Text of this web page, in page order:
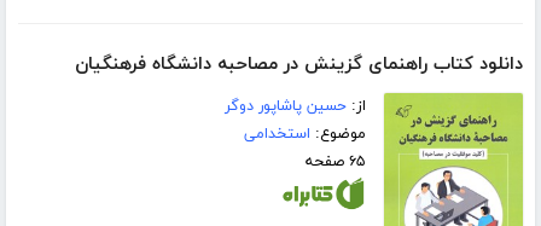
دانلود کتاب راهنمای گزینش در مصاحبه دانشگاه فرهنگیان
از:حسین پاشاپور دوگر
موضوع: استخدامی
۶۵ صفحه